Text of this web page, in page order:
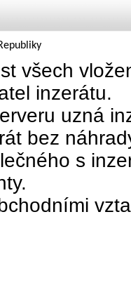
všech
inzerátu.
uzná
bez
s